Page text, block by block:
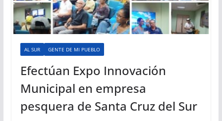
AL SUR GENTE DE MI PUEBLO
Efectúan Expo Innovación
Municipal en empresa
pesquera de Santa Cruz del Sur